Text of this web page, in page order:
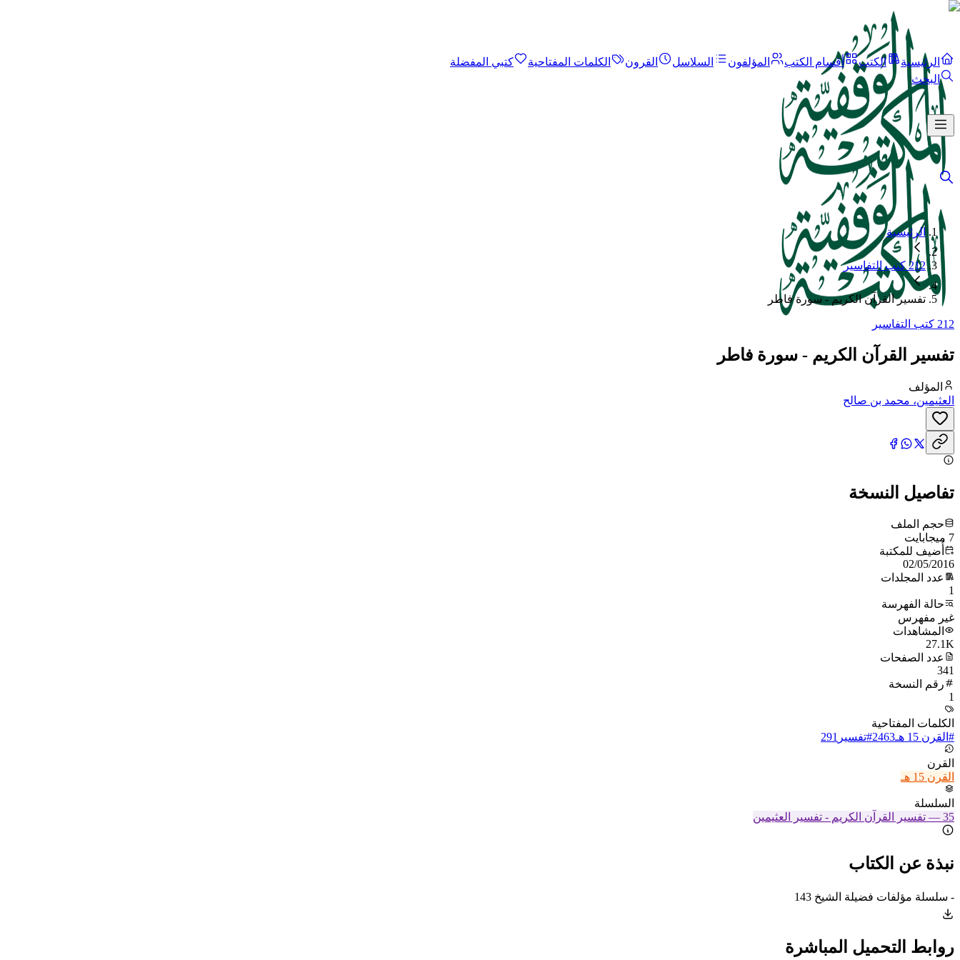
الرئيسية الكتب أقسام الكتب المؤلفون السلاسل القرون الكلمات المفتاحية
كتبي المفضلة
البحث
الرئيسية
212 كتب التفاسير
تفسير القرآن الكريم - سورة فاطر
212 كتب التفاسير
تفسير القرآن الكريم - سورة فاطر
المؤلف
العثيمين، محمد بن صالح
تفاصيل النسخة
حجم الملف
7 ميجابايت
أُضيف للمكتبة
02/05/2016
عدد المجلدات
1
حالة الفهرسة
غير مفهرس
المشاهدات
27.1K
عدد الصفحات
341
رقم النسخة
1
الكلمات المفتاحية
# القرن 15 هـ 2463
#تفسير 291
القرن
القرن 15 هـ
السلسلة
35
— تفسير القرآن الكريم - تفسير العثيمين
نبذة عن الكتاب
- سلسلة مؤلفات فضيلة الشيخ 143
روابط التحميل المباشرة